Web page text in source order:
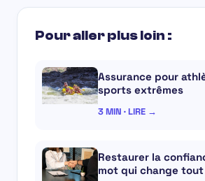
Pour aller plus loin :
Assurance pour
sports extrêmes
3 MIN · LIRE →
Restaurer la
mot qui change tout